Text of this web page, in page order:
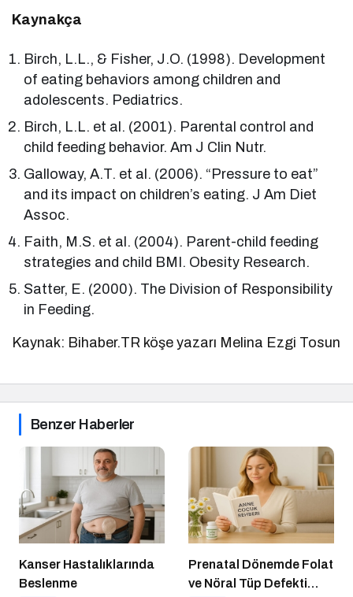
Kaynakça
Birch, L.L., & Fisher, J.O. (1998). Development
of eating behaviors among children and
adolescents. Pediatrics.
Birch, L.L. et al. (2001). Parental control and
child feeding behavior. Am J Clin Nutr.
Galloway, A.T. et al. (2006). “Pressure to eat”
and its impact on children’s eating. J Am Diet
Assoc.
Faith, M.S. et al. (2004). Parent-child feeding
strategies and child BMI. Obesity Research.
Satter, E. (2000). The Division of Responsibility
in Feeding.
Kaynak: Bihaber.TR köşe yazarı Melina Ezgi Tosun
Benzer Haberler
Kanser Hastalıklarında
Beslenme
Prenatal Dönemde Folat
ve Nöral Tüp Defekti